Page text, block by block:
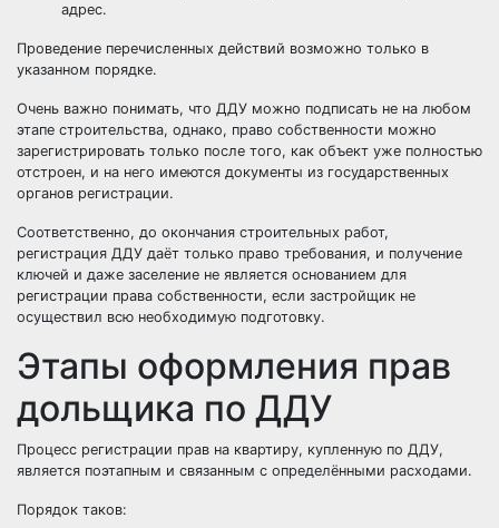
адрес.
Проведение перечисленных действий возможно только в
указанном порядке.
Очень важно понимать, что ДДУ можно подписать не на любом
этапе строительства, однако, право собственности можно
зарегистрировать только после того, как объект уже полностью
отстроен, и на него имеются документы из государственных
органов регистрации.
Соответственно, до окончания строительных работ,
регистрация ДДУ даёт только право требования, и получение
ключей и даже заселение не является основанием для
регистрации права собственности, если застройщик не
осуществил всю необходимую подготовку.
Этапы оформления прав
дольщика по ДДУ
Процесс регистрации прав на квартиру, купленную по ДДУ,
является поэтапным и связанным с определёнными расходами.
Порядок таков: